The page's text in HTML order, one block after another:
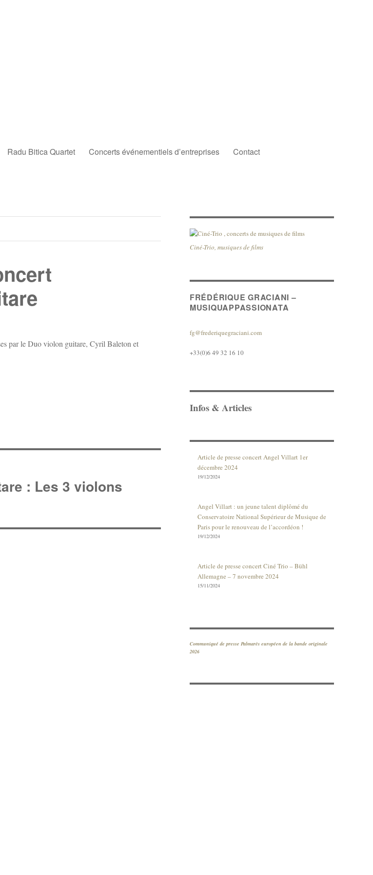
Radu Bitica Quartet Concerts événementiels d’entreprises Contact
par le Duo violon guitare, Cyril Baleton et
: Les 3 violons
Ciné-Trio, musiques de films
FRÉDÉRIQUE GRACIANI –
MUSIQUAPPASSIONATA
fg@frederiquegraciani.com
+33(0)6 49 32 16 10
Infos & Articles
Article de presse concert Angel Villart 1er
décembre 2024
19/12/2024
Angel Villart : un jeune talent diplômé du
Conservatoire National Supérieur de Musique de
Paris pour le renouveau de l’accordéon !
19/12/2024
Article de presse concert Ciné Trio – Bühl
Allemagne – 7 novembre 2024
15/11/2024
Communiqué de presse Palmarès européen de la bande originale
2026